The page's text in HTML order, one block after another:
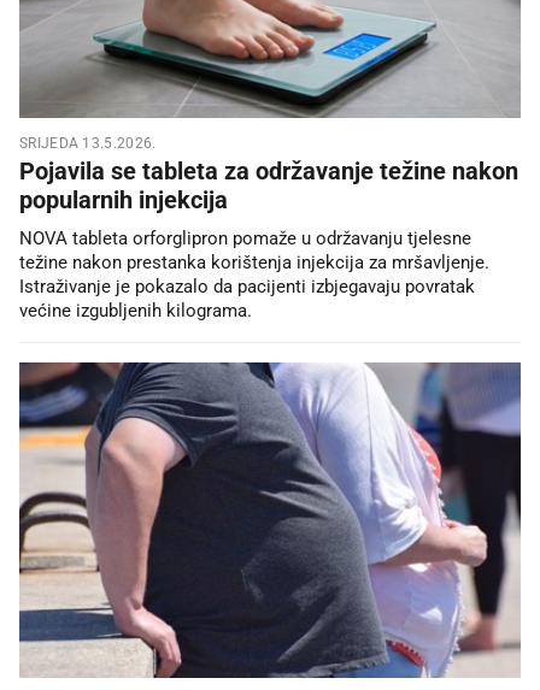
SRIJEDA 13.5.2026.
Pojavila se tableta za održavanje težine nakon
popularnih injekcija
NOVA tableta orforglipron pomaže u održavanju tjelesne
težine nakon prestanka korištenja injekcija za mršavljenje.
Istraživanje je pokazalo da pacijenti izbjegavaju povratak
većine izgubljenih kilograma.